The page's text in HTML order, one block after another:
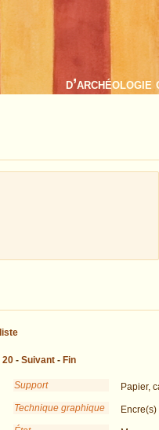
20 - Suivant - Fin
Support
Papier,
Technique graphique
Encre(s)